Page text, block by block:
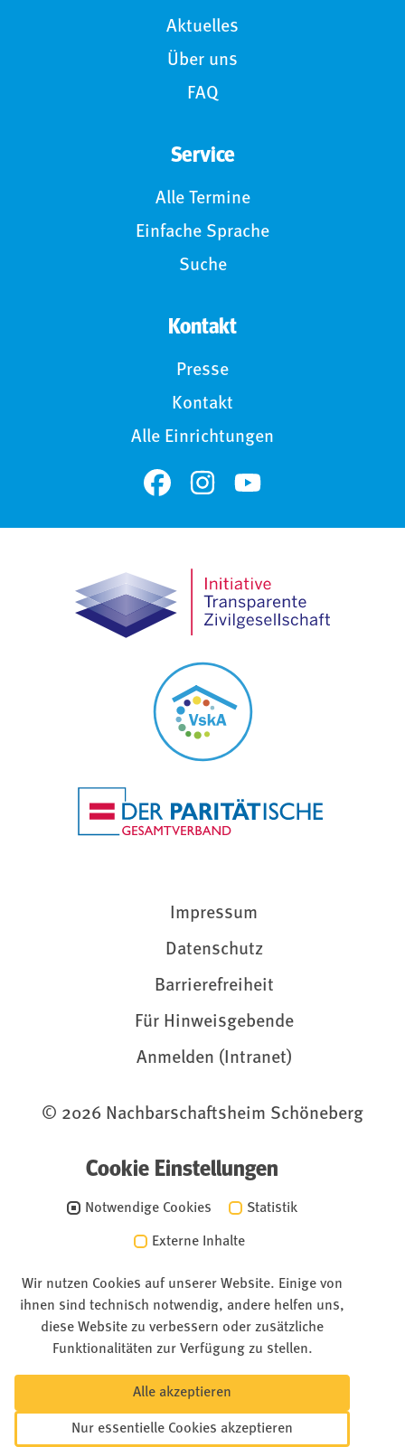
Aktuelles
Über uns
FAQ
Service
Alle Termine
Einfache Sprache
Suche
Kontakt
Presse
Kontakt
Alle Einrichtungen
Impressum
Datenschutz
Barrierefreiheit
Für Hinweisgebende
Anmelden (Intranet)
© 2026 Nachbarschaftsheim Schöneberg
Cookie Einstellungen
Notwendige Cookies Statistik
Externe Inhalte
Wir nutzen Cookies auf unserer Website. Einige von
ihnen sind technisch notwendig, andere helfen uns,
diese Website zu verbessern oder zusätzliche
Funktionalitäten zur Verfügung zu stellen.
Alle akzeptieren
Nur essentielle Cookies akzeptieren